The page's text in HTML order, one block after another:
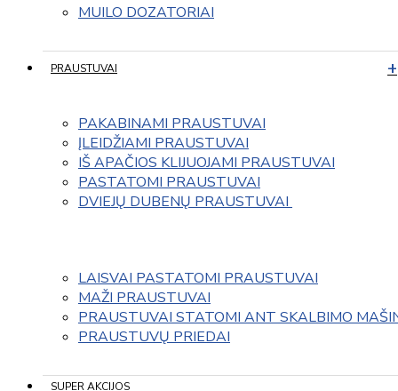
MUILO DOZATORIAI
PRAUSTUVAI
PAKABINAMI PRAUSTUVAI
ĮLEIDŽIAMI PRAUSTUVAI
IŠ APAČIOS KLIJUOJAMI PRAUSTUVAI
PASTATOMI PRAUSTUVAI
DVIEJŲ DUBENŲ PRAUSTUVAI
LAISVAI PASTATOMI PRAUSTUVAI
MAŽI PRAUSTUVAI
PRAUSTUVAI STATOMI ANT SKALBIMO
PRAUSTUVŲ PRIEDAI
SUPER AKCIJOS